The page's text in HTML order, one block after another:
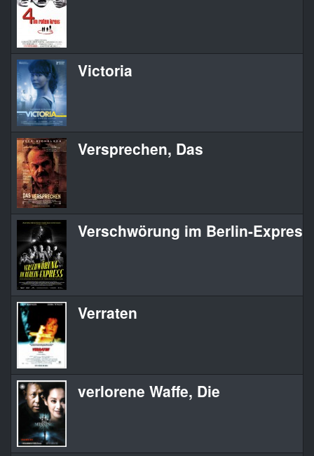
Victoria
Versprechen, Das
Verschwörung im Berlin-Express
Verraten
verlorene Waffe, Die